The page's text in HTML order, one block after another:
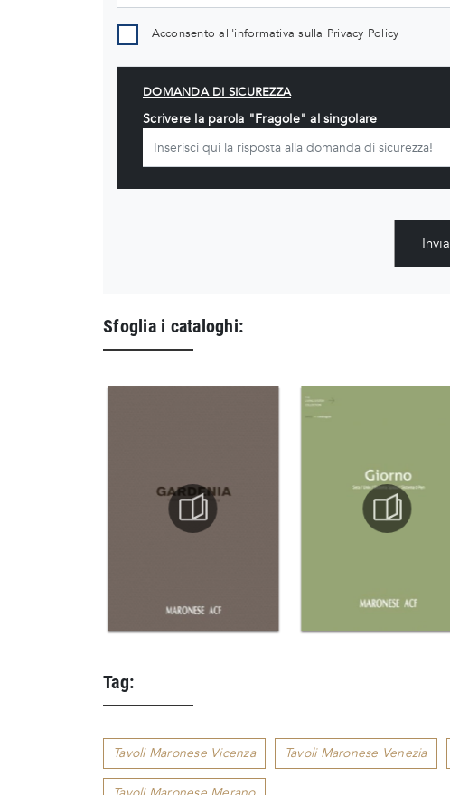
Acconsento all'informativa sulla Privacy Policy
DOMANDA DI SICUREZZA
Scrivere la parola "Fragole" al singolare
Invia
Sfoglia i cataloghi:
Tag:
Tavoli Maronese Vicenza Tavoli Maronese Venezia